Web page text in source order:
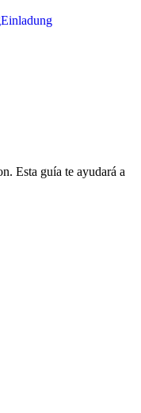
Einladung
Esta guía te ayudará a